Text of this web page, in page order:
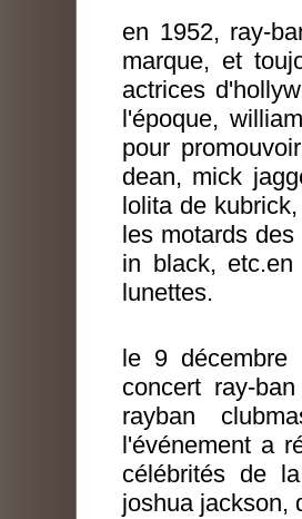
en 1952, ray-
marque, et
actrices
l'époque,
pour
dean, mick
lolita de
les motards
in black,
lunettes.
le 9 décembre
concert ray-
rayban
l'événement a
célébrités de
joshua jackson,